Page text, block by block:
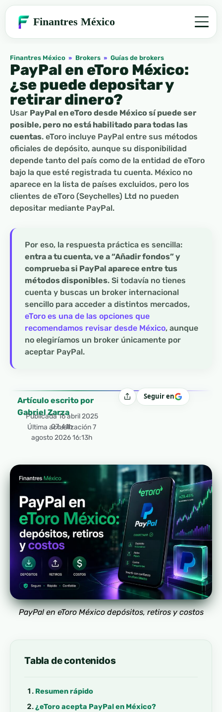
Finantres México
Finantres México » Brokers » Guías de brokers
PayPal en eToro México:
¿se puede depositar y
retirar dinero?
Usar PayPal en eToro desde México sí puede ser
posible, pero no está habilitado para todas las
cuentas. eToro incluye PayPal entre sus métodos
oficiales de depósito, aunque su disponibilidad
depende tanto del país como de la entidad de eToro
bajo la que esté registrada tu cuenta. México no
aparece en la lista de países excluidos, pero los
clientes de eToro (Seychelles) Ltd no pueden
depositar mediante PayPal.
Por eso, la respuesta práctica es sencilla:
entra a tu cuenta, ve a “Añadir fondos” y
comprueba si PayPal aparece entre tus
métodos disponibles. Si todavía no tienes
cuenta y buscas un broker internacional
sencillo para acceder a distintos mercados,
eToro es una de las opciones que
recomendamos revisar desde México, aunque
no elegiríamos un broker únicamente por
aceptar PayPal.
Artículo escrito por
Gabriel Zarza
Publicada16 abril 2025
07:41h
Última actualización 7
agosto 2026 16:13h
CompartirSeguir en
PayPal en eToro México depósitos, retiros y costos
Tabla de contenidos
Resumen rápido
¿eToro acepta PayPal en México?